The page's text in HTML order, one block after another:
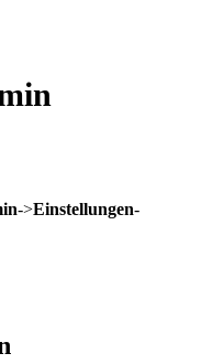
->Einstellungen-